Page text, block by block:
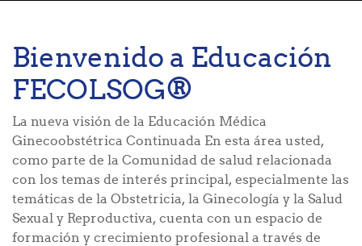
Bienvenido a Educación
FECOLSOG®
La nueva visión de la Educación Médica
Ginecoobstétrica Continuada En esta área usted,
como parte de la Comunidad de salud relacionada
con los temas de interés principal, especialmente las
temáticas de la Obstetricia, la Ginecología y la Salud
Sexual y Reproductiva, cuenta con un espacio de
formación y crecimiento profesional a través de